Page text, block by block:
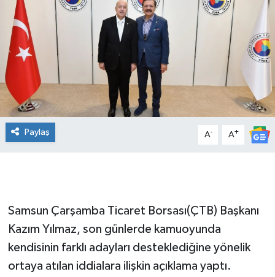
Paylaş A- A+
Samsun Çarşamba Ticaret Borsası(ÇTB) Başkanı
Kazım Yılmaz, son günlerde kamuoyunda
kendisinin farklı adayları desteklediğine yönelik
ortaya atılan iddialara ilişkin açıklama yaptı.